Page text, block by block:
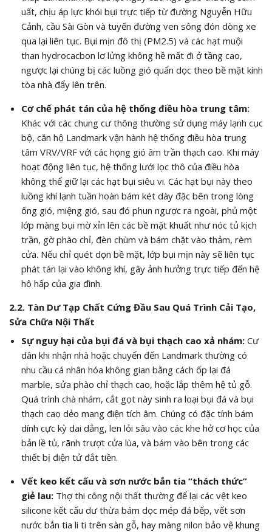
uất, chịu áp lực khói bụi trực tiếp từ đường Nguyễn Hữu
Cảnh, cầu Sài Gòn và tuyến đường ven sông đón dòng xe
qua lại liên tục. Bụi mịn đô thị (PM2.5) và các hạt muội
than hydrocacbon lơ lửng không hề mất đi ở tầng cao,
ngược lại chúng bị các luồng gió quẩn dọc theo bề mặt kính
tòa nhà đẩy lên trên.
Cơ chế phát tán của hệ thống điều hòa trung tâm:
Khác với các chung cư thông thường sử dụng máy lạnh cục
bộ, căn hộ Landmark vận hành hệ thống điều hòa trung
tâm VRV/VRF với các họng gió âm trần thạch cao. Khi máy
hoạt động liên tục, hệ thống lưới lọc thô của điều hòa
không thể giữ lại các hạt bụi siêu vi. Các hạt bụi này theo
luồng khí lạnh tuần hoàn bám két dày đặc bên trong lòng
ống gió, miệng gió, sau đó phun ngược ra ngoài, phủ một
lớp màng bụi mờ xỉn lên các bề mặt khuất như nóc tủ kịch
trần, gờ phào chỉ, đèn chùm và bám chặt vào thảm, rèm
cửa. Nếu chỉ quét dọn bề mặt, lớp bụi mịn này sẽ liên tục
phát tán lại vào không khí, gây ảnh hưởng trực tiếp đến hệ
hô hấp của gia đình.
2.2. Tàn Dư Tạp Chất Cứng Đầu Sau Quá Trình Cải Tạo,
Sửa Chữa Nội Thất
Sự nguy hại của bụi đá và bụi thạch cao xả nhám:Cư
dân khi nhận nhà hoặc chuyển đến Landmark thường có
nhu cầu cá nhân hóa không gian bằng cách ốp lại đá
marble, sửa phào chỉ thạch cao, hoặc lắp thêm hệ tủ gỗ.
Quá trình chà nhám, cắt gọt này sinh ra loại bụi đá và bụi
thạch cao dẻo mang điện tích âm. Chúng có đặc tính bám
dính cực kỳ dai dẳng, len lỏi sâu vào các khe hở cơ học của
bản lề tủ, rãnh trượt cửa lùa, và bám vào bên trong các
thiết bị điện tử đắt tiền.
Vết keo kết cấu và sơn nước bắn tia “thách thức”
giẻ lau:Thợ thi công nội thất thường để lại các vệt keo
silicone kết cấu dư thừa bám dọc mép đá bếp, vết sơn
nước bắn tia li ti trên sàn gỗ, hay màng nilon bảo vệ khung